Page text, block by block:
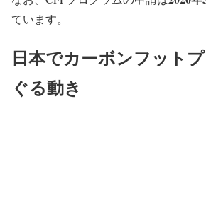
ています。
日本でカーボンフット
ぐる動き